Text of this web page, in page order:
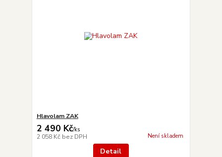
Hlavolam ZAK
2 490 Kč/ks
2 058 Kč bez DPH Není skladem
Detail